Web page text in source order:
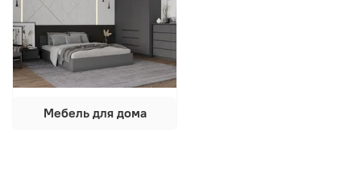
Мебель для дома